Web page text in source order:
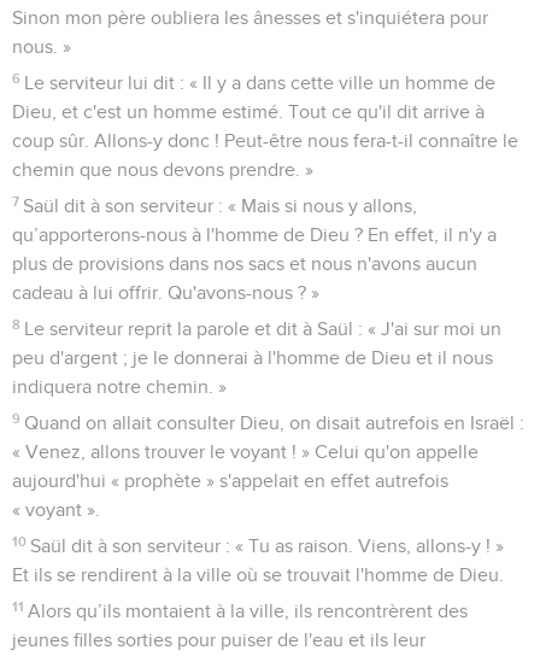
Sinon mon père oubliera les ânesses et s'inquiétera pour
nous. »
6 Le serviteur lui dit : « Il y a dans cette ville un homme de
Dieu, et c'est un homme estimé. Tout ce qu'il dit arrive à
coup sûr. Allons-y donc ! Peut-être nous fera-t-il connaître le
chemin que nous devons prendre. »
7 Saül dit à son serviteur : « Mais si nous y allons,
qu’apporterons-nous à l'homme de Dieu ? En effet, il n'y a
plus de provisions dans nos sacs et nous n'avons aucun
cadeau à lui offrir. Qu'avons-nous ? »
8 Le serviteur reprit la parole et dit à Saül : « J'ai sur moi un
peu d'argent ; je le donnerai à l'homme de Dieu et il nous
indiquera notre chemin. »
9 Quand on allait consulter Dieu, on disait autrefois en Israël :
« Venez, allons trouver le voyant ! » Celui qu'on appelle
aujourd'hui « prophète » s'appelait en effet autrefois
« voyant ».
10 Saül dit à son serviteur : « Tu as raison. Viens, allons-y ! »
Et ils se rendirent à la ville où se trouvait l'homme de Dieu.
11 Alors qu’ils montaient à la ville, ils rencontrèrent des
jeunes filles sorties pour puiser de l'eau et ils leur